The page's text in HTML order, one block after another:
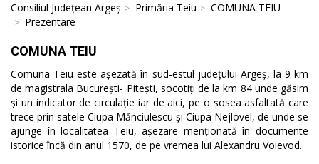
Consiliul Județean Argeș Primăria Teiu
COMUNA TEIU
Prezentare
COMUNA TEIU
Comuna Teiu este așezată în sud-estul județului Argeș, la 9 km
de magistrala București- Pitești, socotiți de la km 84 unde găsim
și un indicator de circulație iar de aici, pe o șosea asfaltată care
trece prin satele Ciupa Mănciulescu și Ciupa Nejlovel, de unde se
ajunge în localitatea Teiu, așezare menționată în documente
istorice încă din anul 1570, de pe vremea lui Alexandru Voievod.